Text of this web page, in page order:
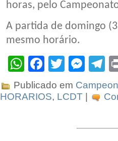
horas, pelo
A partida de domingo
mesmo horário.
WhatsApp
Facebook
Twitter
Publicado em
HORARIOS, LCDT